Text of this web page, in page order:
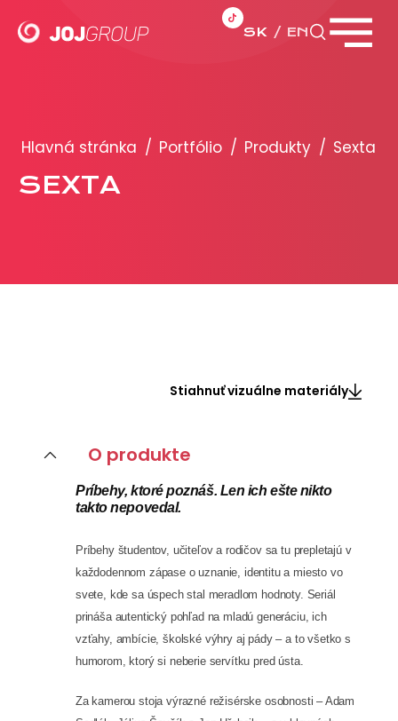
SK EN
Brandy
Produkty
PRESS
Tlačové správy
B2B Rozhovory
VEREJNÉ VYSIELANIE MS 2026
Hlavná stránka / Portfólio / Produkty / Sexta
SEXTA
Stiahnuť vizuálne materiály
O produkte
Príbehy, ktoré poznáš. Len ich ešte nikto
takto nepovedal.
Príbehy študentov, učiteľov a rodičov sa tu prepletajú v
každodennom zápase o uznanie, identitu a miesto vo
svete, kde sa úspech stal meradlom hodnoty. Seriál
prináša autentický pohľad na mladú generáciu, ich
vzťahy, ambície, školské výhry aj pády – a to všetko s
humorom, ktorý si neberie servítku pred ústa.
Za kamerou stoja výrazné režisérske osobnosti – Adam